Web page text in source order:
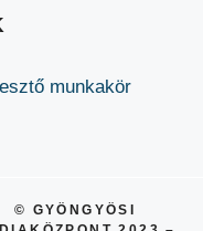
munkakör
© GYÖNGYÖSI